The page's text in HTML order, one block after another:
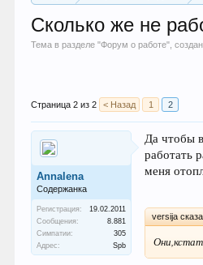
Сколько же не
Тема в разделе "Форум о работе",
Страница 2 из 2 < Назад 1 2
Annalena
Содержанка
Регистрация:
19.02.2011
Сообщения:
8.881
Симпатии:
305
Адрес:
Spb
Да чтобы
работать
меня
versija